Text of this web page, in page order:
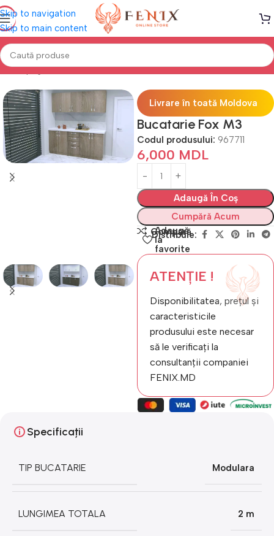
Skip to navigation
Skip to main content
Prima pagină Mobilă BUCĂTĂRIE Bucătării standard
Livrare în toată Moldova
Bucatarie Fox M3
Codul produsului: 967711
6,000 MDL
Adaugă În Coș
Cumpără Acum
Compară
Adaugă
la
favorite
Distribuie:
ATENȚIE !
Disponibilitatea, prețul și
caracteristicile
produsului este necesar
să le verificați la
consultanții companiei
FENIX.MD
Specificații
TIP BUCATARIE Modulara
LUNGIMEA TOTALA 2 m